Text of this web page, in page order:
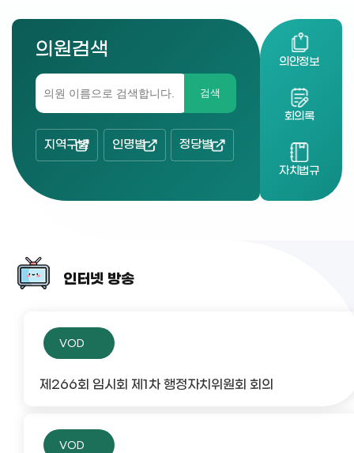
의원검색
검색
지역구별 인명별 정당별
의안정보
회의록
자치법규
인터넷 방송
VOD
제266회 임시회 제1차 행정자치위원회 회의
VOD